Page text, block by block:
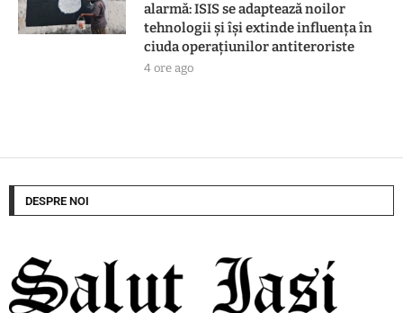
alarmă: ISIS se adaptează noilor
tehnologii și își extinde influența în
ciuda operațiunilor antiteroriste
4 ore ago
DESPRE NOI